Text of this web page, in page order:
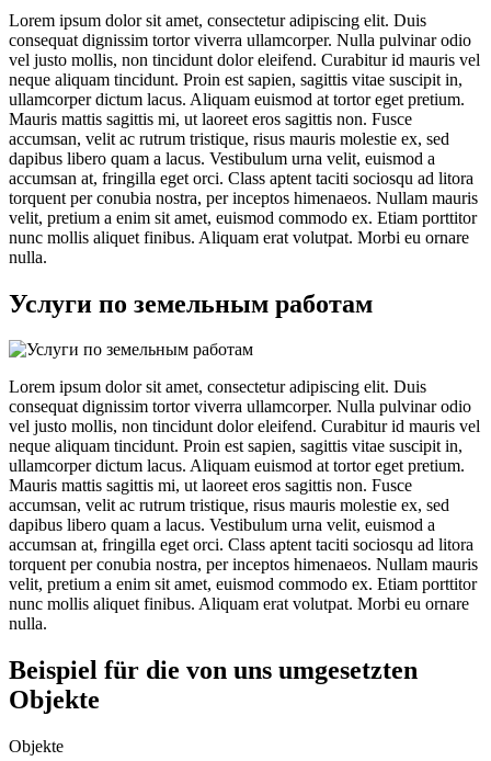
Lorem ipsum dolor sit amet, consectetur adipiscing elit. Duis
consequat dignissim tortor viverra ullamcorper. Nulla pulvinar odio
vel justo mollis, non tincidunt dolor eleifend. Curabitur id mauris vel
neque aliquam tincidunt. Proin est sapien, sagittis vitae suscipit in,
ullamcorper dictum lacus. Aliquam euismod at tortor eget pretium.
Mauris mattis sagittis mi, ut laoreet eros sagittis non. Fusce
accumsan, velit ac rutrum tristique, risus mauris molestie ex, sed
dapibus libero quam a lacus. Vestibulum urna velit, euismod a
accumsan at, fringilla eget orci. Class aptent taciti sociosqu ad litora
torquent per conubia nostra, per inceptos himenaeos. Nullam mauris
velit, pretium a enim sit amet, euismod commodo ex. Etiam porttitor
nunc mollis aliquet finibus. Aliquam erat volutpat. Morbi eu ornare
nulla.
Услуги по земельным работам
Lorem ipsum dolor sit amet, consectetur adipiscing elit. Duis
consequat dignissim tortor viverra ullamcorper. Nulla pulvinar odio
vel justo mollis, non tincidunt dolor eleifend. Curabitur id mauris vel
neque aliquam tincidunt. Proin est sapien, sagittis vitae suscipit in,
ullamcorper dictum lacus. Aliquam euismod at tortor eget pretium.
Mauris mattis sagittis mi, ut laoreet eros sagittis non. Fusce
accumsan, velit ac rutrum tristique, risus mauris molestie ex, sed
dapibus libero quam a lacus. Vestibulum urna velit, euismod a
accumsan at, fringilla eget orci. Class aptent taciti sociosqu ad litora
torquent per conubia nostra, per inceptos himenaeos. Nullam mauris
velit, pretium a enim sit amet, euismod commodo ex. Etiam porttitor
nunc mollis aliquet finibus. Aliquam erat volutpat. Morbi eu ornare
nulla.
Beispiel für die von uns umgesetzten
Objekte
Objekte